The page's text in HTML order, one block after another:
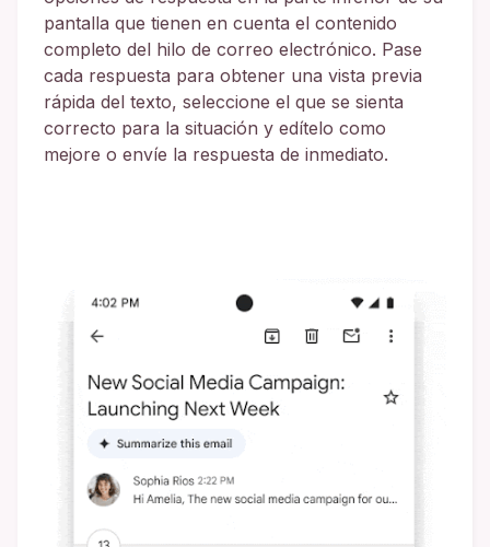
pantalla que tienen en cuenta el contenido
completo del hilo de correo electrónico. Pase
cada respuesta para obtener una vista previa
rápida del texto, seleccione el que se sienta
correcto para la situación y edítelo como
mejore o envíe la respuesta de inmediato.